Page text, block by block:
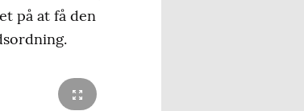
på at få den